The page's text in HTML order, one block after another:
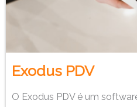
Exodus PDV
O Exodus PDV é um